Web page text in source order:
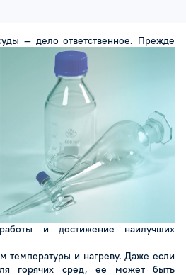
— дело ответственное. Прежде
и достижение наилучших
температуры и нагреву. Даже если
горячих сред, ее может быть